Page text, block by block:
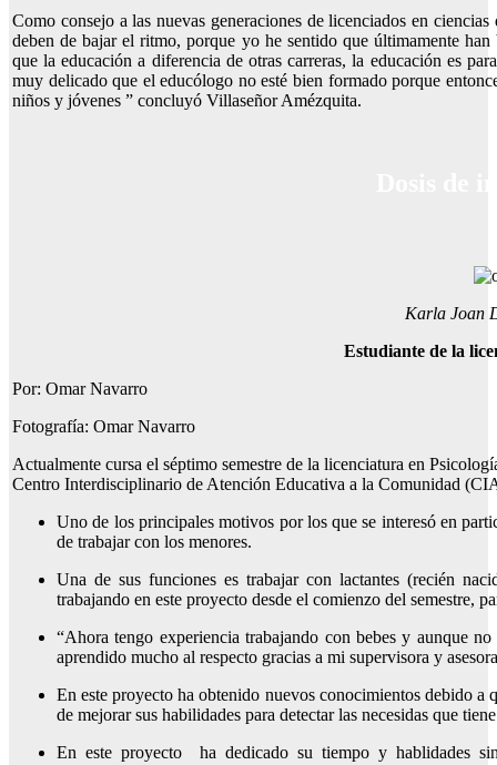
Como consejo a las nuevas generaciones de licenciados en
deben de bajar el ritmo, porque yo he sentido que últimamente
que la educación a diferencia de otras carreras, la educación es
muy delicado que el educólogo no esté bien formado porque
niños y jóvenes ” concluyó Villaseñor Amézquita.
Karla Joan
Estudiante de la
Por: Omar Navarro
Fotografía: Omar Navarro
Actualmente cursa el séptimo semestre de la licenciatura en
Centro Interdisciplinario de Atención Educativa a la Comunidad
Uno de los principales motivos por los que se interesó en
de trabajar con los menores.
Una de sus funciones es trabajar con lactantes (recién
trabajando en este proyecto desde el comienzo del semestre,
“Ahora tengo experiencia trabajando con bebes y aunque
aprendido mucho al respecto gracias a mi supervisora y
En este proyecto ha obtenido nuevos conocimientos debido a
de mejorar sus habilidades para detectar las necesidas que
En este proyecto ha dedicado su tiempo y hablidades